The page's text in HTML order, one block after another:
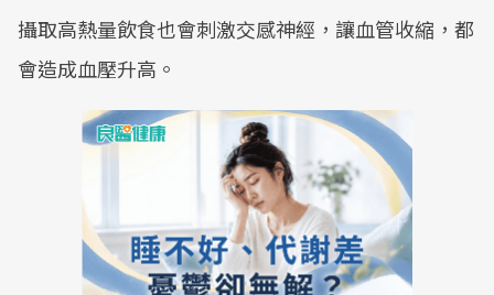
攝取高熱量飲食也會刺激交感神經，讓血管收縮，都
會造成血壓升高。